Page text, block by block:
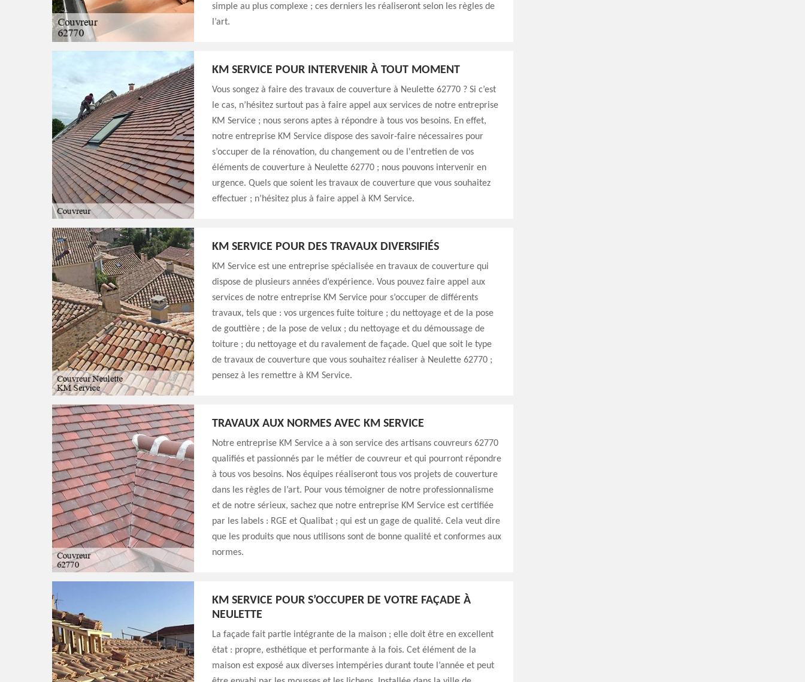
simple au plus complexe ; ces derniers les réaliseront selon les règles de
l’art.
KM SERVICE POUR INTERVENIR À TOUT MOMENT
Vous songez à faire des travaux de couverture à Neulette 62770 ? Si c’est
le cas, n’hésitez surtout pas à faire appel aux services de notre entreprise
KM Service ; nous serons aptes à répondre à tous vos besoins. En effet,
notre entreprise KM Service dispose des savoir-faire nécessaires pour
s’occuper de la rénovation, du changement ou de l'entretien de vos
éléments de couverture à Neulette 62770 ; nous pouvons intervenir en
urgence. Quels que soient les travaux de couverture que vous souhaitez
effectuer ; n’hésitez plus à faire appel à KM Service.
KM SERVICE POUR DES TRAVAUX DIVERSIFIÉS
KM Service est une entreprise spécialisée en travaux de couverture qui
dispose de plusieurs années d’expérience. Vous pouvez faire appel aux
services de notre entreprise KM Service pour s’occuper de différents
travaux, tels que : vos urgences fuite toiture ; du nettoyage et de la pose
de gouttière ; de la pose de velux ; du nettoyage et du démoussage de
toiture ; du nettoyage et du ravalement de façade. Quel que soit le type
de travaux de couverture que vous souhaitez réaliser à Neulette 62770 ;
pensez à les remettre à KM Service.
TRAVAUX AUX NORMES AVEC KM SERVICE
Notre entreprise KM Service a à son service des artisans couvreurs 62770
qualifiés et passionnés par le métier de couvreur et qui pourront répondre
à tous vos besoins. Nos équipes réaliseront tous vos projets de couverture
dans les règles de l’art. Pour vous témoigner de notre professionnalisme
et de notre sérieux, sachez que notre entreprise KM Service est certifiée
par les labels : RGE et Qualibat ; qui est un gage de qualité. Cela veut dire
que les produits que nous utilisons sont de bonne qualité et conformes aux
normes.
KM SERVICE POUR S’OCCUPER DE VOTRE FAÇADE À
NEULETTE
La façade fait partie intégrante de la maison ; elle doit être en excellent
état : propre, esthétique et performante à la fois. Cet élément de la
maison est exposé aux diverses intempéries durant toute l’année et peut